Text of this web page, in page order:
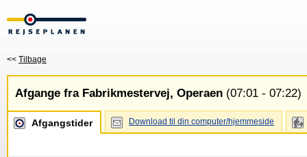
<< Tilbage
Afgange fra Fabrikmestervej, Operaen (07:01 - 07:22)
Afgangstider Download til din computer/hjemmeside